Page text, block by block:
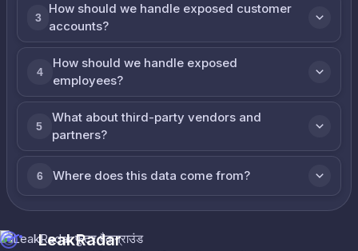
3
How should we handle exposed customer
accounts?
4
How should we handle exposed
employees?
5
What about third-party vendors and
partners?
6 Where does this data come from?
LeakRadar